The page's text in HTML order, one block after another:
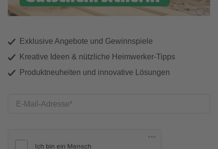
Exklusive Angebote und Gewinnspiele
Kreative Ideen & nützliche Heimwerker-Tipps
Produktneuheiten und innovative Lösungen
E-Mail-Adresse